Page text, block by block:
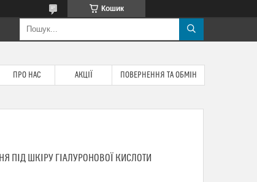
Кошик
ПРО НАС АКЦІЇ ПОВЕРНЕННЯ ТА ОБМІН
ПІД ШКІРУ ГІАЛУРОНОВОЇ КИСЛОТИ